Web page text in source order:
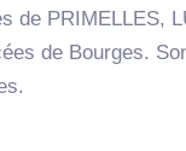
de PRIMELLES,
de Bourges.